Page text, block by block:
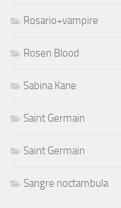
Rosario+vampire
Rosen Blood
Sabina Kane
Saint Germain
Saint Germain
Sangre noctambula